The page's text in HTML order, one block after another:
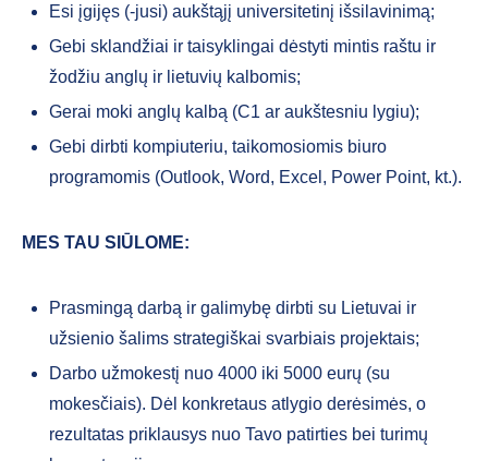
Esi įgijęs (-jusi) aukštąjį universitetinį išsilavinimą;
Gebi sklandžiai ir taisyklingai dėstyti mintis raštu ir
žodžiu anglų ir lietuvių kalbomis;
Gerai moki anglų kalbą (C1 ar aukštesniu lygiu);
Gebi dirbti kompiuteriu, taikomosiomis biuro
programomis (Outlook, Word, Excel, Power Point, kt.).
MES TAU SIŪLOME:
Prasmingą darbą ir galimybę dirbti su Lietuvai ir
užsienio šalims strategiškai svarbiais projektais;
Darbo užmokestį nuo 4000 iki 5000 eurų (su
mokesčiais). Dėl konkretaus atlygio derėsimės, o
rezultatas priklausys nuo Tavo patirties bei turimų